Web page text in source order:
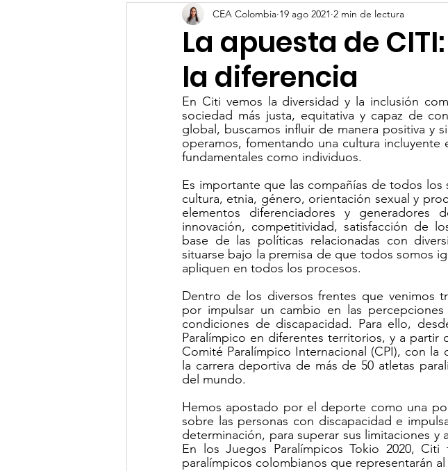
Comité de Seguridad CEA-OSAC Community
Hands for Change Networking CEA
Clima de Negocios Gestión de talento humano
OSAC NotiCEA
La apuesta de
la diferencia
CEA Colombia 19 ago 2021 2 min de lectura
En Citi vemos la diversidad y la inclusión
sociedad más justa, equitativa y capaz de
global, buscamos influir de manera positiva y
operamos, fomentando una cultura
fundamentales como individuos.
Es importante que las compañías de todos
cultura, etnia, género, orientación sexual y
elementos diferenciadores y generadores
innovación, competitividad, satisfacción de
base de las políticas relacionadas con
situarse bajo la premisa de que todos somos
apliquen en todos los procesos.
Dentro de los diversos frentes que venimos
por impulsar un cambio en las
condiciones de discapacidad. Para ello,
Paralímpico en diferentes territorios, y a partir
Comité Paralímpico Internacional (CPI), con
la carrera deportiva de más de 50 atletas
del mundo.
Hemos apostado por el deporte como una
sobre las personas con discapacidad e
determinación, para superar sus limitaciones y
En los Juegos Paralímpicos Tokio 2020,
paralímpicos colombianos que representarán al